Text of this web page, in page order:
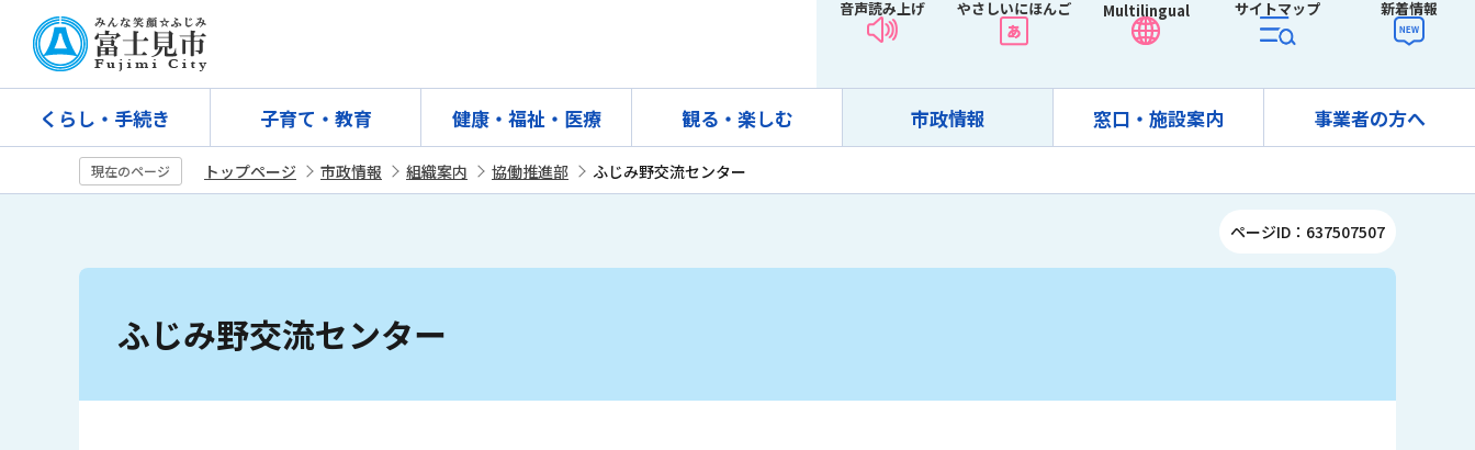
先
音声読み上げ やさしいにほんご Multilingual サイトマップ 新着情報
くらし・手続き 子育て・教育 健康・福祉・医療 観る・楽しむ 市政情報 窓口・施設案内 事業者の方へ
現在のページ トップページ 市政情報 組織案内 協働推進部 ふじみ野交流センター
ページID：637507507
ふじみ野交流センター